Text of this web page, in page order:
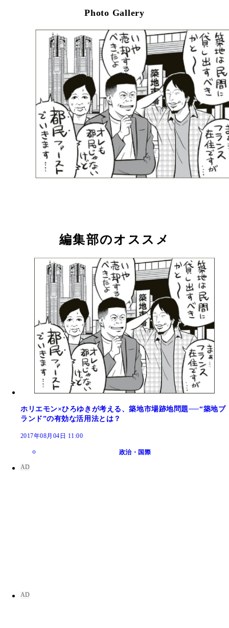
Photo Gallery
編集部のオススメ
ホリエモン×ひろゆきが考える、築地市場跡地問題──“築地ブ
ランド”の有効な活用法とは？
2017年08月04日 11:00
政治・国際